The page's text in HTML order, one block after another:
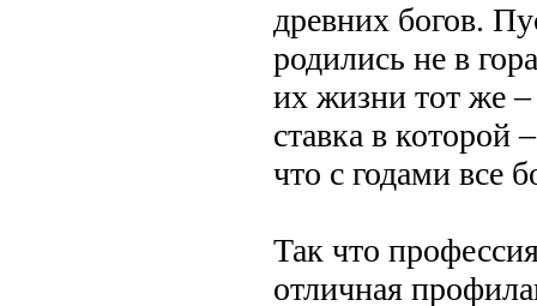
древних богов.
родились не в
их жизни тот же –
ставка в которой
что с годами все
Так что
отличная